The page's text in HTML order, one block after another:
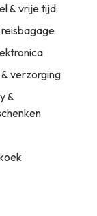
& vrije tijd
reisbagage
verzorging
&